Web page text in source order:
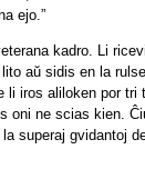
ejo.”
kadro. Li
aŭ sidis en la
li iros aliloken por tri
oni ne scias kien.
superaj gvidantoj